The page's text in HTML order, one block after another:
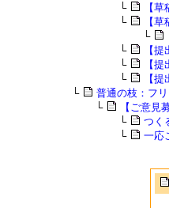
└
【
└
【
└
└
【
└
【
└
【
└
普通の枝：フ
└
【ご意見
└
つく
└
一応